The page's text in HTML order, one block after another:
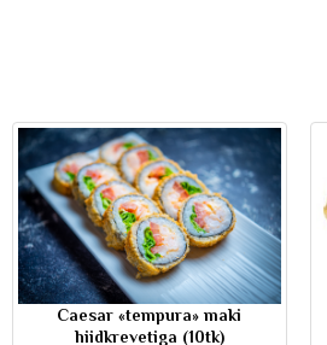
Caesar «tempura» maki
hiidkrevetiga (10tk)